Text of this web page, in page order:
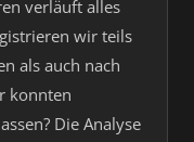
verläuft alles
wir teils
als auch nach
konnten
Die Analyse